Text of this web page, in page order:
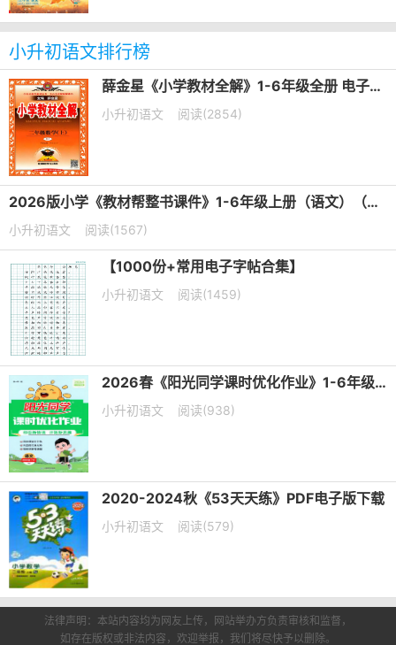
小升初语文排行榜
薛金星《小学教材全解》1-6年级全册 电子版下载
小升初语文 阅读(2854)
2026版小学《教材帮整书课件》1-6年级上册（语文）（人教版）电子版下载
小升初语文 阅读(1567)
【1000份+常用电子字帖合集】
小升初语文 阅读(1459)
2026春《阳光同学课时优化作业》1-6年级下册PDF电子版下载
小升初语文 阅读(938)
2020-2024秋《53天天练》PDF电子版下载
小升初语文 阅读(579)
法律声明：本站内容均为网友上传，网站举办方负责审核和监督，
如存在版权或非法内容，欢迎举报，我们将尽快予以删除。